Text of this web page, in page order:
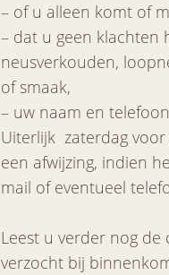
– of u alleen komt of
– dat u geen klachten
neusverkouden,
of smaak,
– uw naam en
Uiterlijk zaterdag
een afwijzing, indien
mail of eventueel
Leest u verder nog
verzocht bij